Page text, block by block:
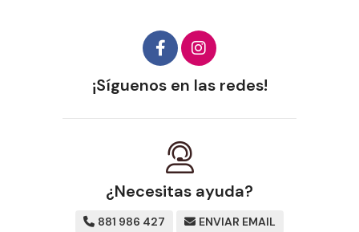
¡Síguenos en las redes!
¿Necesitas ayuda?
881 986 427 ENVIAR EMAIL